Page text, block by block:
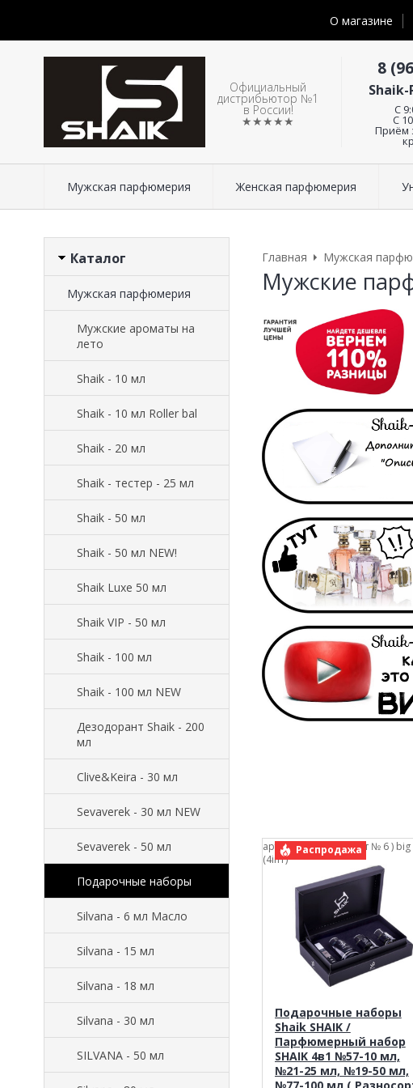
О магазине
Официальный
дистрибьютор №1
в России!
★★★★★
8
C
С
Приём
Мужская парфюмерия Женская парфюмерия
Каталог
Мужская парфюмерия
Мужские ароматы на
лето
Shaik - 10 мл
Shaik - 10 мл Roller bal
Shaik - 20 мл
Shaik - тестер - 25 мл
Shaik - 50 мл
Shaik - 50 мл NEW!
Shaik Luxe 50 мл
Shaik VIP - 50 мл
Shaik - 100 мл
Shaik - 100 мл NEW
Дезодорант Shaik - 200
мл
Clive&Keira - 30 мл
Sevaverek - 30 мл NEW
Sevaverek - 50 мл
Подарочные наборы
Silvana - 6 мл Масло
Silvana - 15 мл
Silvana - 18 мл
Silvana - 30 мл
SILVANA - 50 мл
Главная Мужская
Мужские
Распродажа
арт.: Shaik ( Разносорт № 6 ) big
(4in1)
Подарочные наборы
Shaik SHAIK /
Парфюмерный набор
SHAIK 4в1 №57-10 мл,
№21-25 мл, №19-50 мл,